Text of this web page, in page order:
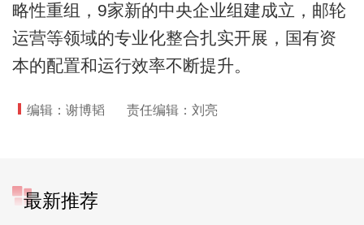
略性重组，9家新的中央企业组建成立，邮轮
运营等领域的专业化整合扎实开展，国有资
本的配置和运行效率不断提升。
编辑：谢博韬 责任编辑：刘亮
最新推荐